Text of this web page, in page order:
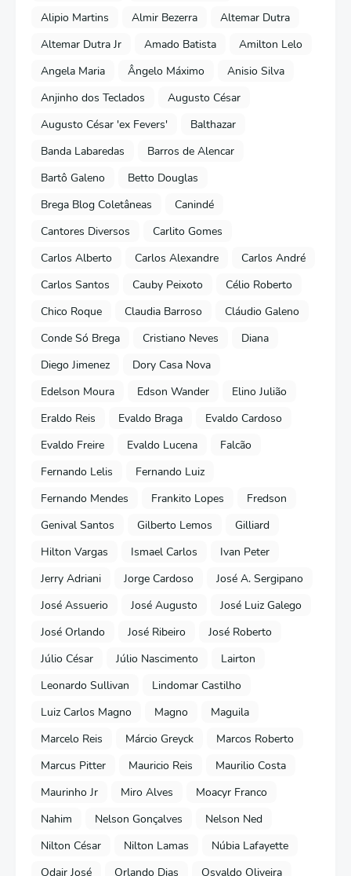
Alipio Martins
Almir Bezerra
Altemar Dutra
Altemar Dutra Jr
Amado Batista
Amilton Lelo
Angela Maria
Ângelo Máximo
Anisio Silva
Anjinho dos Teclados
Augusto César
Augusto César 'ex Fevers'
Balthazar
Banda Labaredas
Barros de Alencar
Bartô Galeno
Betto Douglas
Brega Blog Coletâneas
Canindé
Cantores Diversos
Carlito Gomes
Carlos Alberto
Carlos Alexandre
Carlos André
Carlos Santos
Cauby Peixoto
Célio Roberto
Chico Roque
Claudia Barroso
Cláudio Galeno
Conde Só Brega
Cristiano Neves
Diana
Diego Jimenez
Dory Casa Nova
Edelson Moura
Edson Wander
Elino Julião
Eraldo Reis
Evaldo Braga
Evaldo Cardoso
Evaldo Freire
Evaldo Lucena
Falcão
Fernando Lelis
Fernando Luiz
Fernando Mendes
Frankito Lopes
Fredson
Genival Santos
Gilberto Lemos
Gilliard
Hilton Vargas
Ismael Carlos
Ivan Peter
Jerry Adriani
Jorge Cardoso
José A. Sergipano
José Assuerio
José Augusto
José Luiz Galego
José Orlando
José Ribeiro
José Roberto
Júlio César
Júlio Nascimento
Lairton
Leonardo Sullivan
Lindomar Castilho
Luiz Carlos Magno
Magno
Maguila
Marcelo Reis
Márcio Greyck
Marcos Roberto
Marcus Pitter
Mauricio Reis
Maurilio Costa
Maurinho Jr
Miro Alves
Moacyr Franco
Nahim
Nelson Gonçalves
Nelson Ned
Nilton César
Nilton Lamas
Núbia Lafayette
Odair José
Orlando Dias
Osvaldo Oliveira